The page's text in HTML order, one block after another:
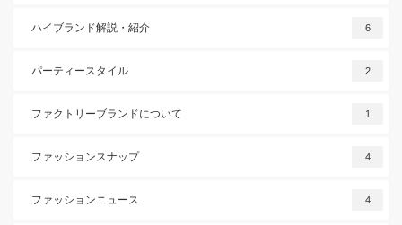
ハイブランド解説・紹介 6
パーティースタイル 2
ファクトリーブランドについて 1
ファッションスナップ 4
ファッションニュース 4